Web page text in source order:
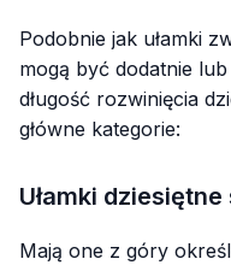
Podobnie jak ułamki
mogą być dodatnie
długość rozwinięcia
główne kategorie:
Ułamki
Mają one z góry